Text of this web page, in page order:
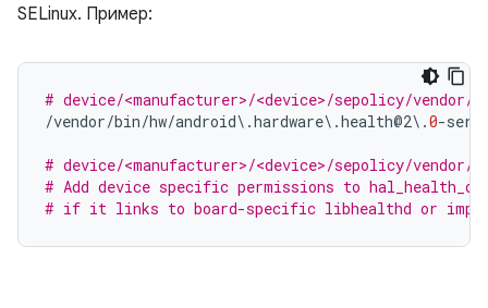
SELinux. Пример:
# device/<manufacturer>/<device>/sepolicy/vendor/
/vendor/bin/hw/android\.hardware\.health@2\.0-
# device/<manufacturer>/<device>/sepolicy/vendor/
# Add device specific permissions to
# if it links to board-specific libhealthd or